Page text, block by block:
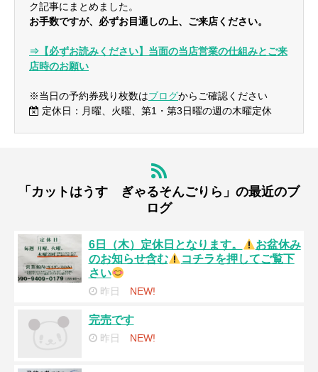
ク記事にまとめました。
お手数ですが、必ずお目通しの上、ご来店ください。
⇒【必ずお読みください】当面の当店営業の仕組みとご来
店時のお願い
※当日の予約券残り枚数はブログからご確認ください
定休日：月曜、火曜、第1・第3日曜の週の木曜定休
「カットはうす ぎゃるそんごりら」の最近のブ
ログ
6日（木）定休日となります。
お盆休み
のお知らせ含む
コチラを押してご覧下
さい
昨日 NEW!
完売です
昨日 NEW!